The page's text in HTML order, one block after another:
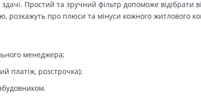
Простий та зручний фільтр допоможе відібрати
про плюси та мінуси кожного житлового
менеджера;
платіж, розстрочка);